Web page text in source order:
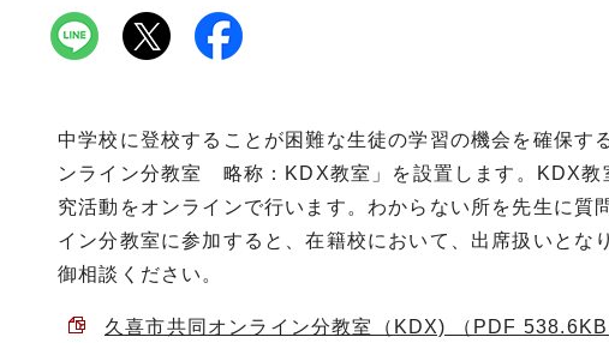
中学校に登校することが困難な生徒の学習の機会を確保
ンライン分教室 略称：KDX教室」を設置します。KDX教
究活動をオンラインで行います。わからない所を先生に
イン分教室に参加すると、在籍校において、出席扱いと
御相談ください。
久喜市共同オンライン分教室（KDX) （PDF 538.6KB